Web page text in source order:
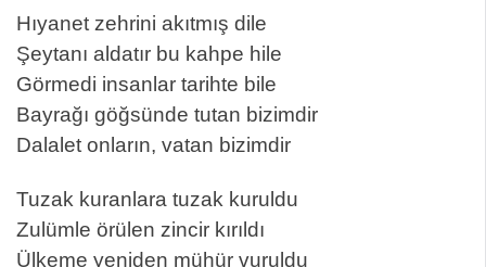
Hıyanet zehrini akıtmış dile
Şeytanı aldatır bu kahpe hile
Görmedi insanlar tarihte bile
Bayrağı göğsünde tutan bizimdir
Dalalet onların, vatan bizimdir
Tuzak kuranlara tuzak kuruldu
Zulümle örülen zincir kırıldı
Ülkeme yeniden mühür vuruldu